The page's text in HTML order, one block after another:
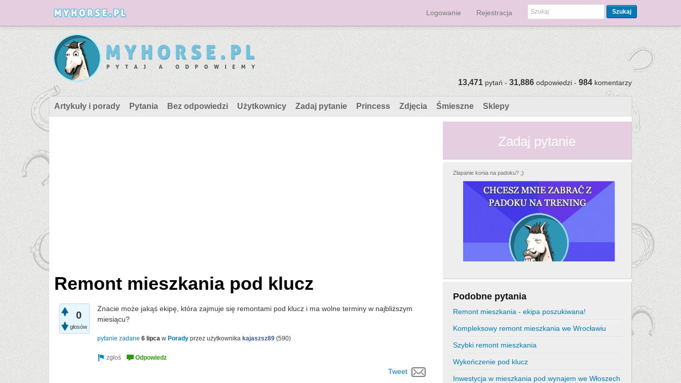
Logowanie Rejestracja Szukaj
13,471pytań -31,886odpowiedzi -984komentarzy
Artykuły i porady Pytania Bez odpowiedzi Użytkownicy Zadaj pytanie Princess Zdjęcia Śmieszne Sklepy
Remont mieszkania pod klucz
0
głosów
Znacie może jakąś ekipę, która zajmuje się remontami pod klucz i ma wolne terminy w najbliższym
miesiącu?
pytanie zadane 6 lipca w Porady przez użytkownika kajaszsz89 (590)
Tweet
Zadaj pytanie
Złapanie konia na padoku? ;)
Podobne pytania
Remont mieszkania - ekipa poszukiwana!
Kompleksowy remont mieszkania we Wrocławiu
Szybki remont mieszkania
Wykończenie pod klucz
Inwestycja w mieszkania pod wynajem we Włoszech